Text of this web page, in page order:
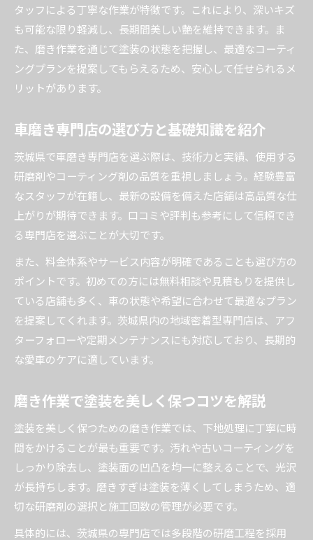
タッフによる丁寧な作業が特徴です。これにより、深いキズ
も可能な限り軽減し、長期間美しい艶を維持できます。ま
た、磨き作業を通じて塗装の状態を把握し、最適なコーティ
ングプランを提案してもらえるため、安心して任せられるメ
リットがあります。
車磨き専門店の選び方と基礎知識を紹介
茨城県で車磨き専門店を選ぶ際は、技術力と実績、使用する
研磨剤やコーティング剤の品質を重視しましょう。経験豊富
なスタッフが在籍し、最新の設備を備えた店舗は高品質な仕
上がりが期待できます。口コミや評判も参考にして信頼でき
る専門店を選ぶことが大切です。
また、料金体系やサービス内容が明確であることも選び方の
ポイントです。初めての方には無料相談や見積もりを提供し
ている店舗も多く、車の状態や希望に合わせて最適なプラン
を提案してくれます。茨城県内の地域密着型専門店は、アフ
ターフォローや定期メンテナンスにも対応しており、長期的
な愛車のケアに適しています。
磨き作業で塗装を美しく保つコツを解説
塗装を美しく保つための磨き作業では、下地処理に丁寧に時
間をかけることが最も重要です。汚れや古いコーティングを
しっかり除去し、塗装面の凹凸を均一に整えることで、光沢
が長持ちします。磨きすぎは塗装を薄くしてしまうため、適
切な研磨剤の選択と施工回数の管理が必要です。
具体的には、茨城県の専門店では多段階の研磨工程を採用